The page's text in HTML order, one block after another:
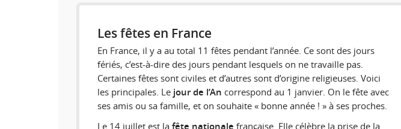
Les fêtes en France
En France, il y a au total 11 fêtes pendant l’année. Ce sont des jours
fériés, c’est-à-dire des jours pendant lesquels on ne travaille pas.
Certaines fêtes sont civiles et d’autres sont d’origine religieuses. Voici
les principales. Le jour de l’An correspond au 1 janvier. On le fête avec
ses amis ou sa famille, et on souhaite « bonne année ! » à ses proches.
Le 14 juillet est la fête nationale française. Elle célèbre la prise de la